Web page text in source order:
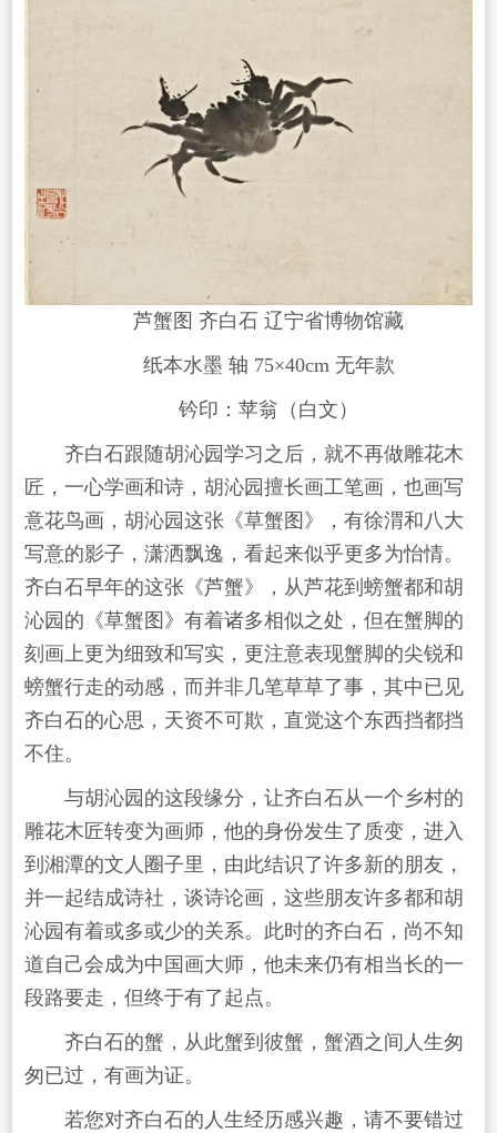
芦蟹图 齐白石 辽宁省博物馆藏
纸本水墨 轴 75×40cm 无年款
钤印：苹翁（白文）
齐白石跟随胡沁园学习之后，就不再做雕花木
匠，一心学画和诗，胡沁园擅长画工笔画，也画写
意花鸟画，胡沁园这张《草蟹图》，有徐渭和八大
写意的影子，潇洒飘逸，看起来似乎更多为怡情。
齐白石早年的这张《芦蟹》，从芦花到螃蟹都和胡
沁园的《草蟹图》有着诸多相似之处，但在蟹脚的
刻画上更为细致和写实，更注意表现蟹脚的尖锐和
螃蟹行走的动感，而并非几笔草草了事，其中已见
齐白石的心思，天资不可欺，直觉这个东西挡都挡
不住。
与胡沁园的这段缘分，让齐白石从一个乡村的
雕花木匠转变为画师，他的身份发生了质变，进入
到湘潭的文人圈子里，由此结识了许多新的朋友，
并一起结成诗社，谈诗论画，这些朋友许多都和胡
沁园有着或多或少的关系。此时的齐白石，尚不知
道自己会成为中国画大师，他未来仍有相当长的一
段路要走，但终于有了起点。
齐白石的蟹，从此蟹到彼蟹，蟹酒之间人生匆
匆已过，有画为证。
若您对齐白石的人生经历感兴趣，请不要错过